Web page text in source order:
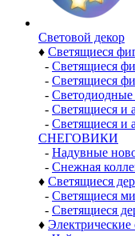
Световой декор
♦ Светящиеся
- Светящиеся
- Светящиеся
-
- Светящиеся
- Светящиеся
СНЕГОВИКИ
- Надувные
- Снежная
♦ Светящиеся
- Светящиеся
- Светящиеся
♦